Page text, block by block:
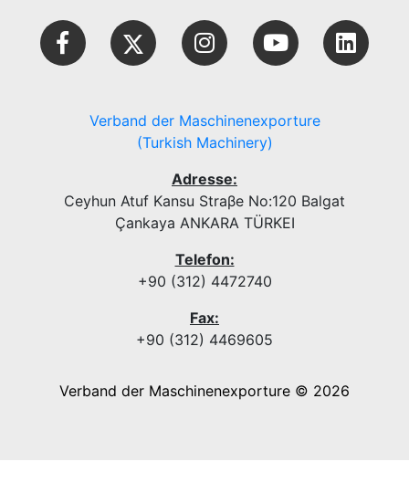
Verband der Maschinenexporture
(Turkish Machinery)
Adresse:
Ceyhun Atuf Kansu Straβe No:120 Balgat
Çankaya ANKARA TÜRKEI
Telefon:
+90 (312) 4472740
Fax:
+90 (312) 4469605
Verband der Maschinenexporture © 2026